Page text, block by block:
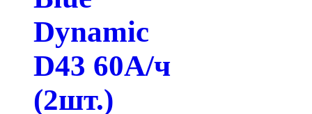
Dynamic
D43 60А/ч
(2шт.)